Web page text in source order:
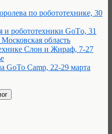
по робототехнике, 30
робототехники GoTо, 31
область
Слон и Жираф, 7-27
GoTo Camp, 22-29 марта